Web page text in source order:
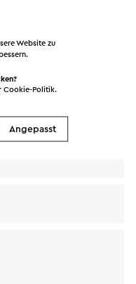
de Watertoren.
dem Klicken auf
mit Ihren
Website zu
Cookie-Politik
Angepasst